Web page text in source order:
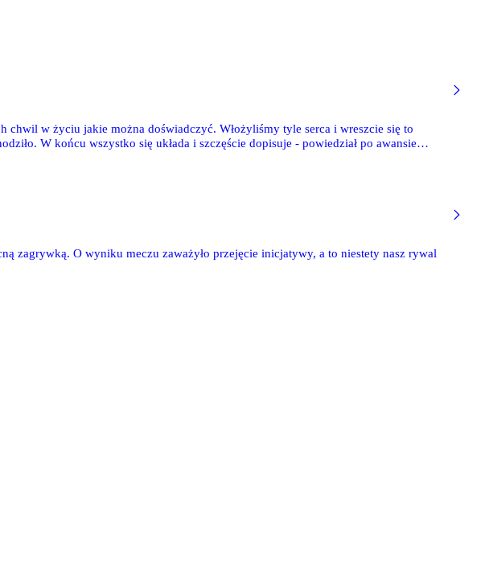
w życiu jakie można doświadczyć. Włożyliśmy tyle serca i wreszcie się to
W końcu wszystko się układa i szczęście dopisuje - powiedział po awansie
zagrywką. O wyniku meczu zaważyło przejęcie inicjatywy, a to niestety nasz rywal